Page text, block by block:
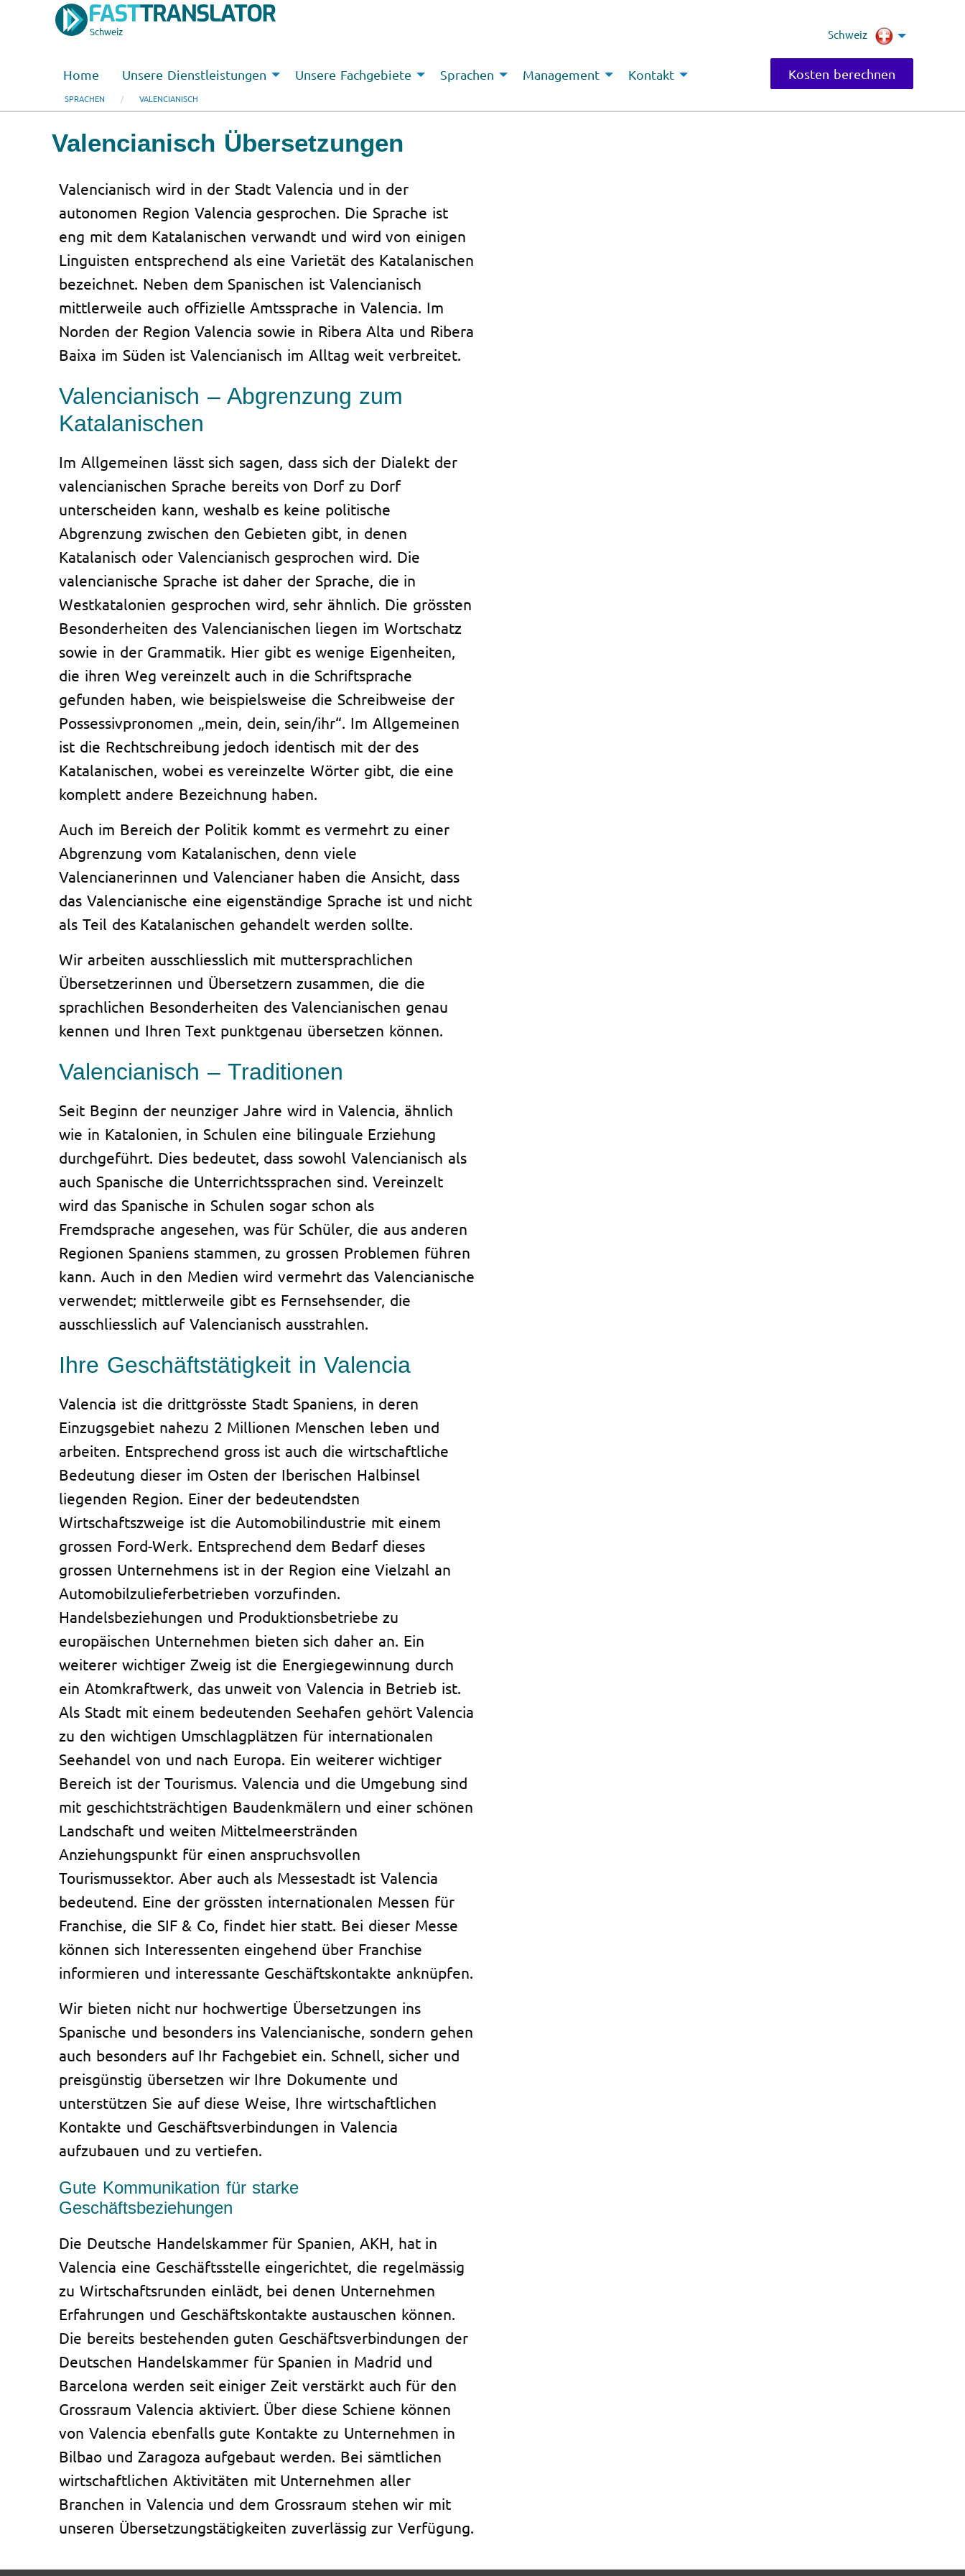
Schweiz Schweiz
Kosten berechnen
Home Unsere Dienstleistungen Unsere Fachgebiete Sprachen Management Kontakt
SPRACHEN VALENCIANISCH
Valencianisch Übersetzungen
Valencianisch wird in der Stadt Valencia und in der
autonomen Region Valencia gesprochen. Die Sprache ist
eng mit dem Katalanischen verwandt und wird von einigen
Linguisten entsprechend als eine Varietät des Katalanischen
bezeichnet. Neben dem Spanischen ist Valencianisch
mittlerweile auch offizielle Amtssprache in Valencia. Im
Norden der Region Valencia sowie in Ribera Alta und Ribera
Baixa im Süden ist Valencianisch im Alltag weit verbreitet.
Valencianisch – Abgrenzung zum
Katalanischen
Im Allgemeinen lässt sich sagen, dass sich der Dialekt der
valencianischen Sprache bereits von Dorf zu Dorf
unterscheiden kann, weshalb es keine politische
Abgrenzung zwischen den Gebieten gibt, in denen
Katalanisch oder Valencianisch gesprochen wird. Die
valencianische Sprache ist daher der Sprache, die in
Westkatalonien gesprochen wird, sehr ähnlich. Die grössten
Besonderheiten des Valencianischen liegen im Wortschatz
sowie in der Grammatik. Hier gibt es wenige Eigenheiten,
die ihren Weg vereinzelt auch in die Schriftsprache
gefunden haben, wie beispielsweise die Schreibweise der
Possessivpronomen „mein, dein, sein/ihr“. Im Allgemeinen
ist die Rechtschreibung jedoch identisch mit der des
Katalanischen, wobei es vereinzelte Wörter gibt, die eine
komplett andere Bezeichnung haben.
Auch im Bereich der Politik kommt es vermehrt zu einer
Abgrenzung vom Katalanischen, denn viele
Valencianerinnen und Valencianer haben die Ansicht, dass
das Valencianische eine eigenständige Sprache ist und nicht
als Teil des Katalanischen gehandelt werden sollte.
Wir arbeiten ausschliesslich mit muttersprachlichen
Übersetzerinnen und Übersetzern zusammen, die die
sprachlichen Besonderheiten des Valencianischen genau
kennen und Ihren Text punktgenau übersetzen können.
Valencianisch – Traditionen
Seit Beginn der neunziger Jahre wird in Valencia, ähnlich
wie in Katalonien, in Schulen eine bilinguale Erziehung
durchgeführt. Dies bedeutet, dass sowohl Valencianisch als
auch Spanische die Unterrichtssprachen sind. Vereinzelt
wird das Spanische in Schulen sogar schon als
Fremdsprache angesehen, was für Schüler, die aus anderen
Regionen Spaniens stammen, zu grossen Problemen führen
kann. Auch in den Medien wird vermehrt das Valencianische
verwendet; mittlerweile gibt es Fernsehsender, die
ausschliesslich auf Valencianisch ausstrahlen.
Ihre Geschäftstätigkeit in Valencia
Valencia ist die drittgrösste Stadt Spaniens, in deren
Einzugsgebiet nahezu 2 Millionen Menschen leben und
arbeiten. Entsprechend gross ist auch die wirtschaftliche
Bedeutung dieser im Osten der Iberischen Halbinsel
liegenden Region. Einer der bedeutendsten
Wirtschaftszweige ist die Automobilindustrie mit einem
grossen Ford-Werk. Entsprechend dem Bedarf dieses
grossen Unternehmens ist in der Region eine Vielzahl an
Automobilzulieferbetrieben vorzufinden.
Handelsbeziehungen und Produktionsbetriebe zu
europäischen Unternehmen bieten sich daher an. Ein
weiterer wichtiger Zweig ist die Energiegewinnung durch
ein Atomkraftwerk, das unweit von Valencia in Betrieb ist.
Als Stadt mit einem bedeutenden Seehafen gehört Valencia
zu den wichtigen Umschlagplätzen für internationalen
Seehandel von und nach Europa. Ein weiterer wichtiger
Bereich ist der Tourismus. Valencia und die Umgebung sind
mit geschichtsträchtigen Baudenkmälern und einer schönen
Landschaft und weiten Mittelmeerstränden
Anziehungspunkt für einen anspruchsvollen
Tourismussektor. Aber auch als Messestadt ist Valencia
bedeutend. Eine der grössten internationalen Messen für
Franchise, die SIF & Co, findet hier statt. Bei dieser Messe
können sich Interessenten eingehend über Franchise
informieren und interessante Geschäftskontakte anknüpfen.
Wir bieten nicht nur hochwertige Übersetzungen ins
Spanische und besonders ins Valencianische, sondern gehen
auch besonders auf Ihr Fachgebiet ein. Schnell, sicher und
preisgünstig übersetzen wir Ihre Dokumente und
unterstützen Sie auf diese Weise, Ihre wirtschaftlichen
Kontakte und Geschäftsverbindungen in Valencia
aufzubauen und zu vertiefen.
Gute Kommunikation für starke
Geschäftsbeziehungen
Die Deutsche Handelskammer für Spanien, AKH, hat in
Valencia eine Geschäftsstelle eingerichtet, die regelmässig
zu Wirtschaftsrunden einlädt, bei denen Unternehmen
Erfahrungen und Geschäftskontakte austauschen können.
Die bereits bestehenden guten Geschäftsverbindungen der
Deutschen Handelskammer für Spanien in Madrid und
Barcelona werden seit einiger Zeit verstärkt auch für den
Grossraum Valencia aktiviert. Über diese Schiene können
von Valencia ebenfalls gute Kontakte zu Unternehmen in
Bilbao und Zaragoza aufgebaut werden. Bei sämtlichen
wirtschaftlichen Aktivitäten mit Unternehmen aller
Branchen in Valencia und dem Grossraum stehen wir mit
unseren Übersetzungstätigkeiten zuverlässig zur Verfügung.